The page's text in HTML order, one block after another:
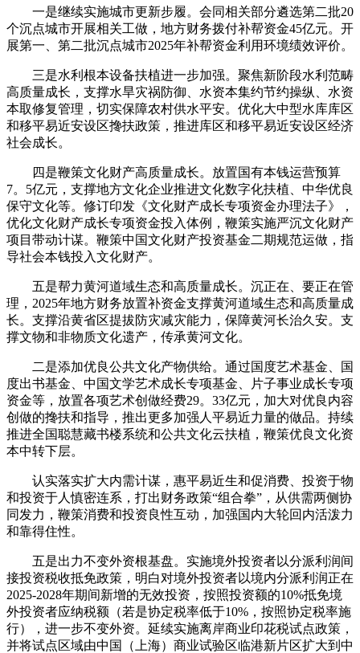
一是继续实施城市更新步履。会同相关部分遴选第二批20
个沉点城市开展相关工做，地方财务拨付补帮资金45亿元。开
展第一、第二批沉点城市2025年补帮资金利用环境绩效评价。
三是水利根本设备扶植进一步加强。聚焦新阶段水利范畴
高质量成长，支撑水旱灾祸防御、水资本集约节约操纵、水资
本取修复管理，切实保障农村供水平安。优化大中型水库库区
和移平易近安设区搀扶政策，推进库区和移平易近安设区经济
社会成长。
四是鞭策文化财产高质量成长。放置国有本钱运营预算
7。5亿元，支撑地方文化企业推进文化数字化扶植、中华优良
保守文化等。修订印发《文化财产成长专项资金办理法子》，
优化文化财产成长专项资金投入体例，鞭策实施严沉文化财产
项目带动计谋。鞭策中国文化财产投资基金二期规范运做，指
导社会本钱投入文化财产。
五是帮力黄河道域生态和高质量成长。沉正在、要正在管
理，2025年地方财务放置补资金支撑黄河道域生态和高质量成
长。支撑沿黄省区提拔防灾减灾能力，保障黄河长治久安。支
撑文物和非物质文化遗产，传承黄河文化。
二是添加优良公共文化产物供给。通过国度艺术基金、国
度出书基金、中国文学艺术成长专项基金、片子事业成长专项
资金等，放置各项艺术创做经费29。33亿元，加大对优良内容
创做的搀扶和指导，推出更多加强人平易近力量的做品。持续
推进全国聪慧藏书楼系统和公共文化云扶植，鞭策优良文化资
本中转下层。
认实落实扩大内需计谋，惠平易近生和促消费、投资于物
和投资于人慎密连系，打出财务政策“组合拳”，从供需两侧协
同发力，鞭策消费和投资良性互动，加强国内大轮回内活泼力
和靠得住性。
五是出力不变外资根基盘。实施境外投资者以分派利润间
接投资税收抵免政策，明白对境外投资者以境内分派利润正在
2025-2028年期间新增的无效投资，按照投资额的10%抵免境
外投资者应纳税额（若是协定税率低于10%，按照协定税率施
行），进一步不变外资。延续实施离岸商业印花税试点政策，
并将试点区域由中国（上海）商业试验区临港新片区扩大到中